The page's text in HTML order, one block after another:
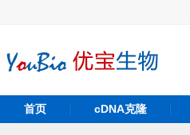
首页 cDNA克隆